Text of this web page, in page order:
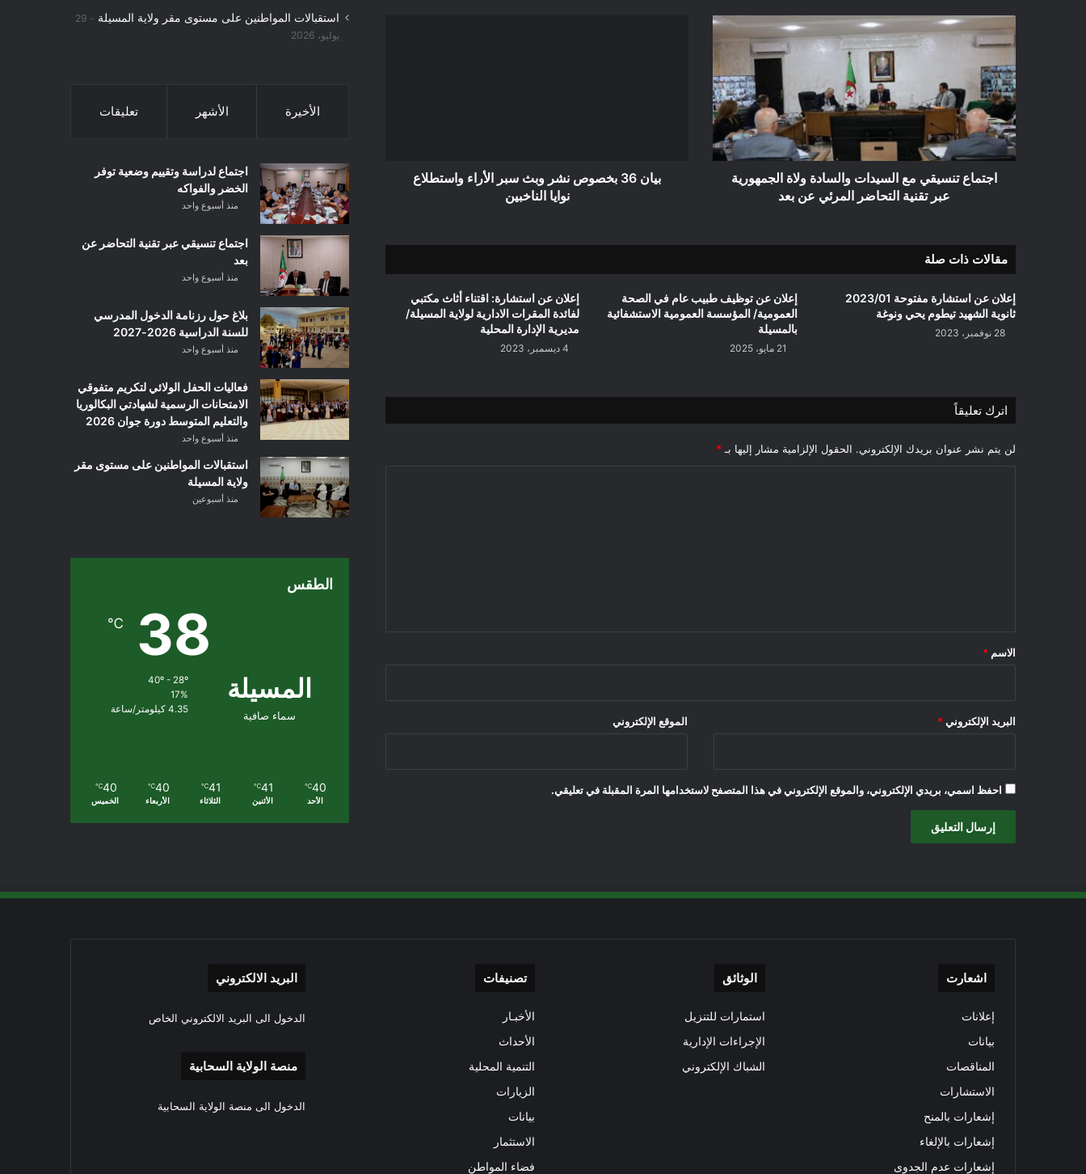
اجتماع
تنسيقي
السيدات
والسادة
ولاة
الجمهورية
عبر
تقنية
التحاضراجتماع تنسيقي مع السيدات والسادة ولاة الجمهورية
عبر تقنية التحاضر المرئي عن بعد
الناخبين
بيان 36 بخصوص نشر وبث سبر الأراء واستطلاع
نوايا الناخبين
مقالات ذات صلة
إعلان عن استشارة مفتوحة 2023/01
ثانوية الشهيد تيطوم يحي ونوغة
28 نوفمبر، 2023
إعلان عن توظيف طبيب عام في الصحة
العمومية/ المؤسسة العمومية الاستشفائية
بالمسيلة
21 مايو، 2025
إعلان عن استشارة: اقتناء أثاث مكتبي
لفائدة المقرات الادارية لولاية المسيلة/
مديرية الإدارة المحلية
4 ديسمبر، 2023
اترك تعليقاً
لن يتم نشر عنوان بريدك الإلكتروني. الحقول الإلزامية مشار إليها بـ *
*
الاسم *
البريد الإلكتروني * الموقع الإلكتروني
احفظ اسمي، بريدي الإلكتروني، والموقع الإلكتروني في هذا المتصفح لاستخدامها المرة المقبلة في تعليقي.
استقبالات المواطنين على مستوى مقر ولاية المسيلة
29
يوليو، 2026
الأخيرة الأشهر تعليقات
اجتماع لدراسة وتقييم وضعية توفر
الخضر والفواكه
منذ أسبوع واحد
اجتماع تنسيقي عبر تقنية التحاضر عن
بعد
منذ أسبوع واحد
بلاغ حول رزنامة الدخول المدرسي
للسنة الدراسية 2026-2027
منذ أسبوع واحد
فعاليات الحفل الولائي لتكريم متفوقي
الامتحانات الرسمية لشهادتي البكالوريا
والتعليم المتوسط دورة جوان 2026
منذ أسبوع واحد
استقبالات المواطنين على مستوى مقر
ولاية المسيلة
منذ أسبوعين
الطقس
المسيلة
سماء صافية
38
℃
40º - 28º
17%
4.35 كيلومتر/ساعة
40
℃
الأحد
41
℃
الأثنين
41
℃
الثلاثاء
40
℃
الأربعاء
40
℃
الخميس
اشعارت
إعلانات
بيانات
المناقصات
الاستشارات
إشعارات بالمنح
إشعارات بالإلغاء
إشعارات عدم الجدوى
الوثائق
استمارات للتنزيل
الإجراءات الإدارية
الشباك الإلكتروني
تصنيفات
الأخبـار
الأحداث
التنمية المحلية
الزيارات
بيانات
الاستثمار
فضاء المواطن
البريد الالكتروني
الدخول الى البريد الالكتروني الخاص
منصة الولاية السحابية
الدخول الى منصة الولاية السحابية